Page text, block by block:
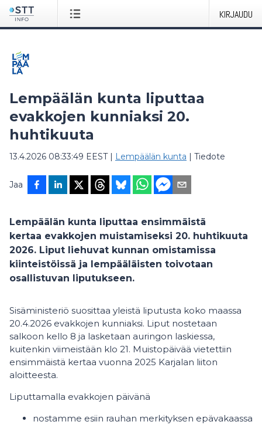
KIRJAUDU
Lempäälän kunta liputtaa
evakkojen kunniaksi 20.
huhtikuuta
13.4.2026 08:33:49 EEST| Lempäälän kunta | Tiedote
Jaa
Lempäälän kunta liputtaa ensimmäistä
kertaa evakkojen muistamiseksi 20. huhtikuuta
2026. Liput liehuvat kunnan omistamissa
kiinteistöissä ja lempääläisten toivotaan
osallistuvan liputukseen.
Sisäministeriö suosittaa yleistä liputusta koko maassa
20.4.2026 evakkojen kunniaksi. Liput nostetaan
salkoon kello 8 ja lasketaan auringon laskiessa,
kuitenkin viimeistään klo 21. Muistopäivää vietettiin
ensimmäistä kertaa vuonna 2025 Karjalan liiton
aloitteesta.
Liputtamalla evakkojen päivänä
nostamme esiin rauhan merkityksen epävakaassa